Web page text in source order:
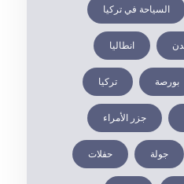
السياحة في تركيا
انطاليا
بورصة تركيا
جزر الأمراء
جولة حفلات